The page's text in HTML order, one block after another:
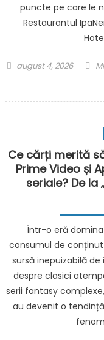
puncte pe care le
Restaurantul
Posted
august 4, 2026
Ce cărți merită
Prime Video și
seriale? De la
Într-o eră
consumul de
sursă inepuizabilă
despre clasici
serii fantasy
au devenit o